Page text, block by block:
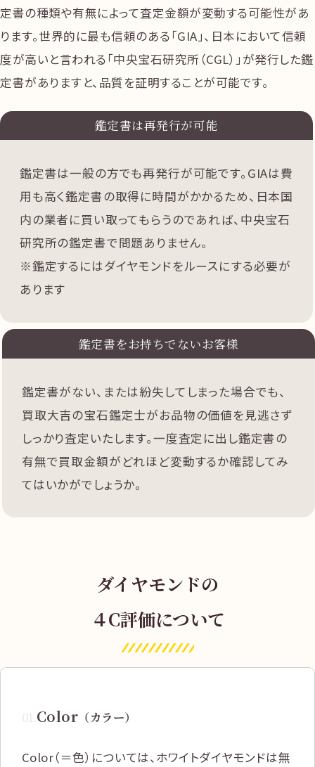
定書の種類や有無によって査定金額が変動する可能性があ
ります。世界的に最も信頼のある「GIA」、日本において信頼
度が高いと言われる「中央宝石研究所（CGL）」が発行した鑑
定書がありますと、品質を証明することが可能です。
鑑定書は再発行が可能
鑑定書は一般の方でも再発行が可能です。GIAは費
用も高く鑑定書の取得に時間がかかるため、日本国
内の業者に買い取ってもらうのであれば、中央宝石
研究所の鑑定書で問題ありません。
※鑑定するにはダイヤモンドをルースにする必要が
あります
鑑定書をお持ちでないお客様
鑑定書がない、または紛失してしまった場合でも、
買取大吉の宝石鑑定士がお品物の価値を見逃さず
しっかり査定いたします。一度査定に出し鑑定書の
有無で買取金額がどれほど変動するか確認してみ
てはいかがでしょうか。
ダイヤモンドの
４C評価について
01.Color （カラー）
Color（＝色）については、ホワイトダイヤモンドは無